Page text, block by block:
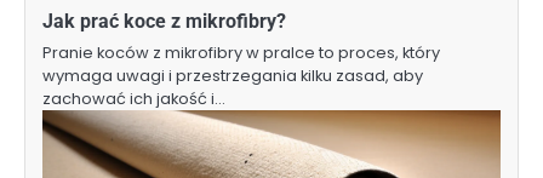
Jak prać koce z mikrofibry?
Pranie koców z mikrofibry w pralce to proces, który
wymaga uwagi i przestrzegania kilku zasad, aby
zachować ich jakość i…